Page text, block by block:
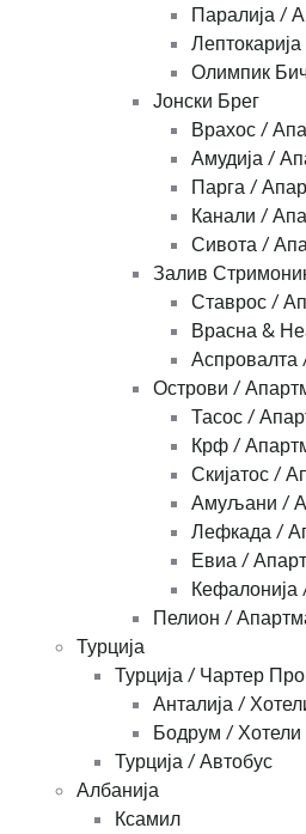
Паралија /
Олимпик
Јонски Брег
Врахос /
Амудија /
Парга /
Канали /
Сивота /
Залив
Ставрос /
Врасна &
Аспровалта
Острови /
Тасос /
Крф /
Скијатос /
Амуљани /
Лефкада /
Евиа /
Кефалонија
Пелион /
Турција
Турција / Чартер
Анталија /
Бодрум / Хотели
Турција / Автобус
Албанија
Ксамил